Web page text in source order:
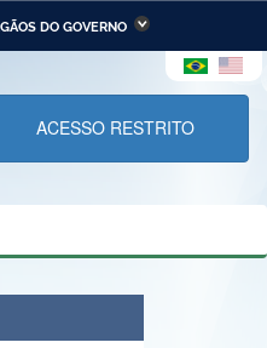
DO GOVERNO
Infraestrutura
Ciência,
Inovações e
ACESSO RESTRITO